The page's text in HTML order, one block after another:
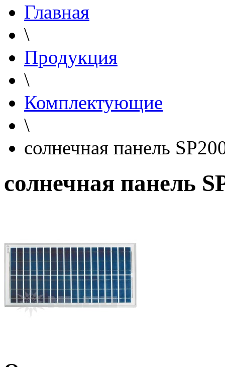
Главная
\
Продукция
\
Комплектующие
\
солнечная панель
солнечная панель